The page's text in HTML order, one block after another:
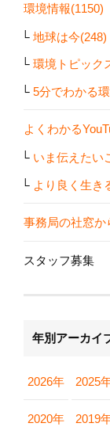
環境情報(1150)
地球は今(248)
環境トピック
5分でわかる
よくわかる
いま伝えたい
より良く生き
事務局の社窓か
スタッフ募集
年別アーカイ
2026年 2025
2020年 2019